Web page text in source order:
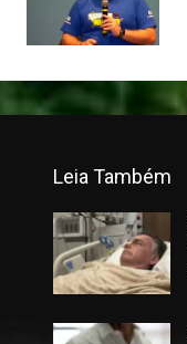
Leia Também